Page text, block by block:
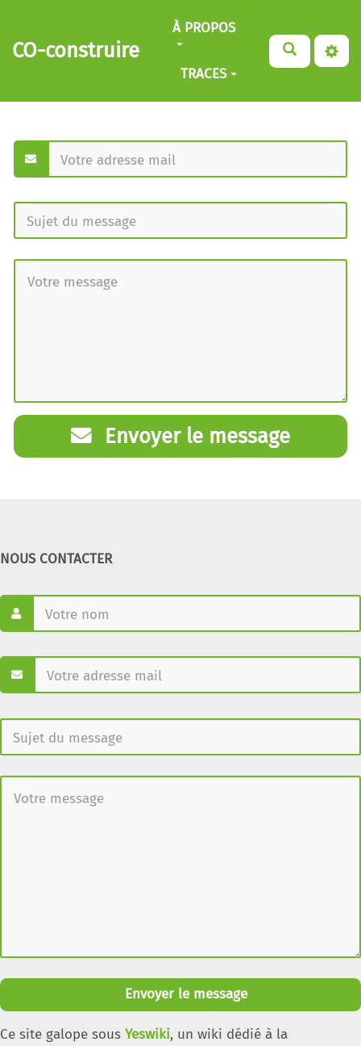
Aller au contenu principal
CO-construire
À PROPOS
TRACES
Envoyer le message
NOUS CONTACTER
Envoyer le message
Ce site galope sous Yeswiki, un wiki dédié à la